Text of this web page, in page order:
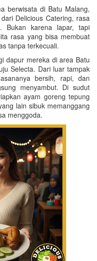
berwisata di Batu Malang,
Delicious Catering, rasa
Bukan karena lapar, tapi
rasa yang bisa membuat
tanpa terkecuali.
dapur mereka di area Batu
Selecta. Dari luar tampak
bersih, rapi, dan
menyambut. Di sudut
ayam goreng tepung
lain sibuk memanggang
menggoda.